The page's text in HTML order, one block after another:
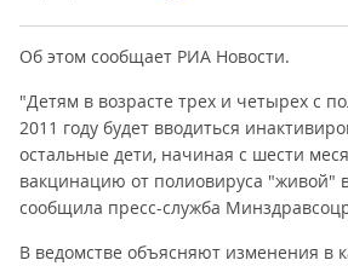
Об этом сообщает РИА Новости.
"Детям в возрасте трех и четырех с
2011 году будет вводиться
остальные дети, начиная с шести
вакцинацию от полиовируса "живой"
сообщила пресс-служба
В ведомстве объясняют изменения в